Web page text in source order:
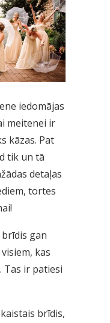
iedomājas
meitenei ir
kāzas. Pat
tik un tā
detaļas
tortes
gan
kas
Tas ir patiesi
brīdis,